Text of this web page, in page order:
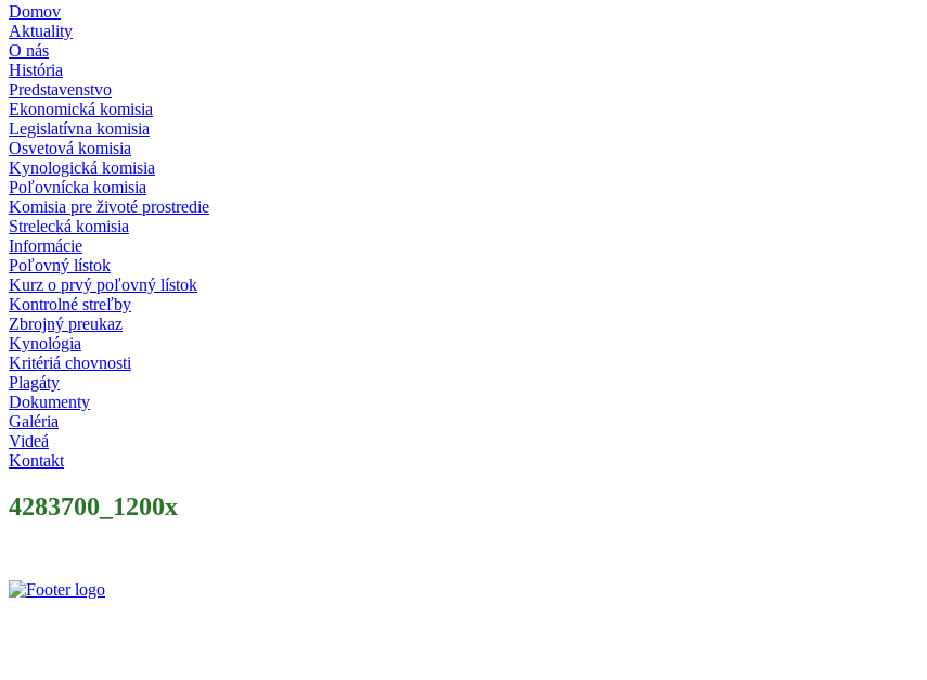
Domov
Aktuality
O nás
História
Predstavenstvo
Ekonomická komisia
Legislatívna komisia
Osvetová komisia
Kynologická komisia
Poľovnícka komisia
Komisia pre životé prostredie
Strelecká komisia
Informácie
Poľovný lístok
Kurz o prvý poľovný lístok
Kontrolné streľby
Zbrojný preukaz
Kynológia
Kritériá chovnosti
Plagáty
Dokumenty
Galéria
Videá
Kontakt
4283700_1200x